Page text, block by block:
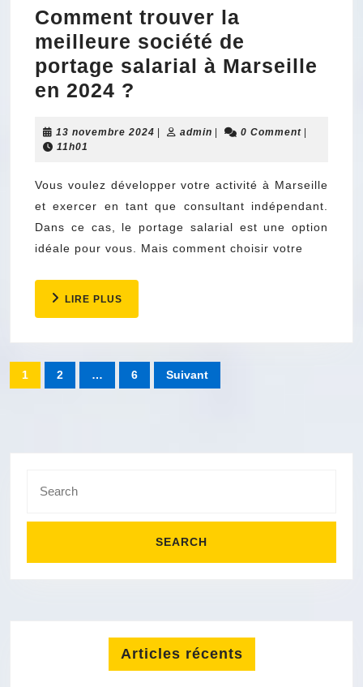
Comment trouver la
meilleure société de
portage salarial à Marseille
en 2024 ?
la
société
de
portage
salarial
à
2024
?
13 novembre 2024 13
| adminadmin
| 0 Comment |
11h01
Vous voulez développer votre activité à Marseille
et exercer en tant que consultant indépendant.
Dans ce cas, le portage salarial est une option
idéale pour vous. Mais comment choisir votre
LIRE PLUS
Pagination
des
1 2 … 6 Suivant
for:
Articles récents